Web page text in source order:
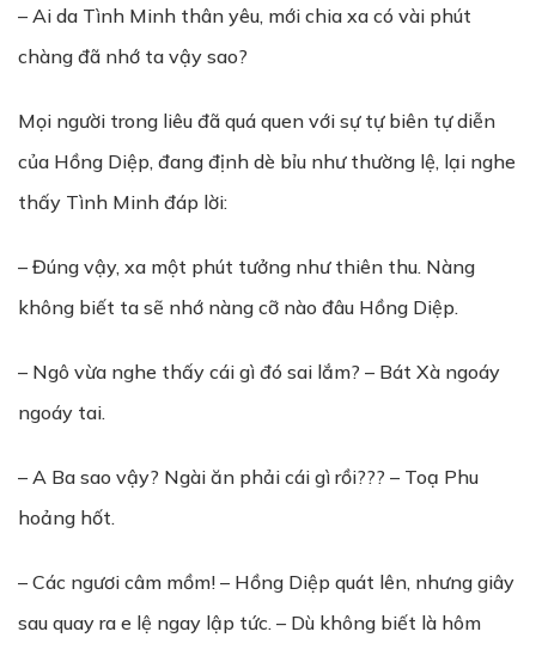
– Ai da Tình Minh thân yêu, mới chia xa có vài phút
chàng đã nhớ ta vậy sao?
Mọi người trong liêu đã quá quen với sự tự biên tự diễn
của Hồng Diệp, đang định dè bỉu như thường lệ, lại nghe
thấy Tình Minh đáp lời:
– Đúng vậy, xa một phút tưởng như thiên thu. Nàng
không biết ta sẽ nhớ nàng cỡ nào đâu Hồng Diệp.
– Ngô vừa nghe thấy cái gì đó sai lắm? – Bát Xà ngoáy
ngoáy tai.
– A Ba sao vậy? Ngài ăn phải cái gì rồi??? – Toạ Phu
hoảng hốt.
– Các ngươi câm mồm! – Hồng Diệp quát lên, nhưng giây
sau quay ra e lệ ngay lập tức. – Dù không biết là hôm